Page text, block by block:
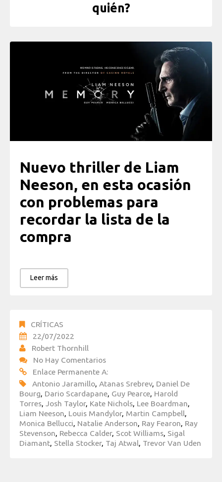
quién?
Nuevo thriller de Liam
Neeson, en esta ocasión
con problemas para
recordar la lista de la
compra
Leer más
CRÍTICAS
22/07/2022
Robert Thornhill
No Hay Comentarios
Enlace Permanente A:
Antonio Jaramillo, Atanas Srebrev, Daniel De
Bourg, Dario Scardapane, Guy Pearce, Harold
Torres, Josh Taylor, Kate Nichols, Lee Boardman,
Liam Neeson, Louis Mandylor, Martin Campbell,
Monica Bellucci, Natalie Anderson, Ray Fearon, Ray
Stevenson, Rebecca Calder, Scot Williams, Sigal
Diamant, Stella Stocker, Taj Atwal, Trevor Van Uden